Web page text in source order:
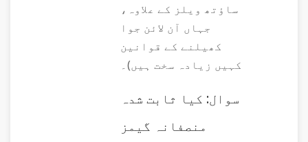
ساؤتھ ویلز کے علاوہ،
جہاں آن لائن جوا
کھیلنے کے قوانین
کہیں زیادہ سخت ہیں)۔
سوال: کیا ثابت شدہ
منصفانہ گیمز